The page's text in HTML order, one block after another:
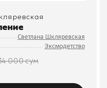
Светлана Шкляревская
Эксмодетство
000 сум